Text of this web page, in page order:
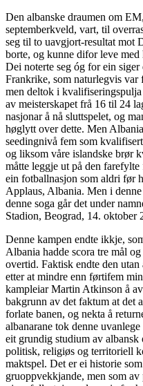
Den albanske draumen om
septemberkveld, vart, til
seg til to uavgjort-resultat mot
borte, og kunne difor leve med
Dei noterte seg óg for ein
Frankrike, som naturlegvis
men deltok i
av meisterskapet frå 16 til 24
nasjonar å nå sluttspelet, og
høglytt over dette. Men
seedingnivå fem som
og liksom våre islandske brør
måtte leggje ut på den
ein fotballnasjon som aldri før
Applaus, Albania. Men i
denne soga går det under
Stadion, Beograd, 14. oktober
Denne kampen endte ikkje,
Albania hadde scora tre mål
overtid. Faktisk endte den
etter at mindre enn førtifem
kampleiar Martin Atkinson å
bakgrunn av det faktum at det
forlate banen, og nekta å
albanarane tok denne
eit grundig studium av albansk
politisk, religiøs og territoriell
maktspel. Det er ei historie
gruoppvekkjande, men som